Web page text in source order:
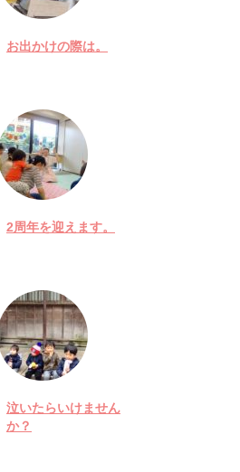
お出かけの際は。
2周年を迎えます。
泣いたらいけません
か？